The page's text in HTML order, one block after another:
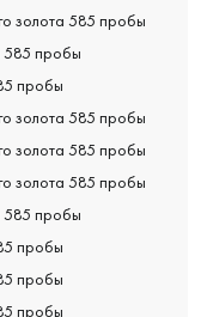
золота 585 пробы
585 пробы
пробы
золота 585 пробы
золота 585 пробы
золота 585 пробы
585 пробы
пробы
пробы
пробы